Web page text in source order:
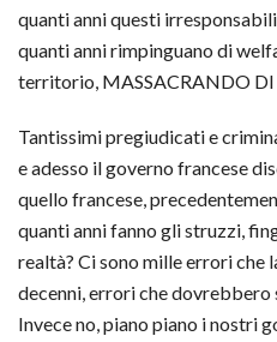
quanti anni questi
quanti anni rimpinguano di
territorio, MASSACRANDO
Tantissimi pregiudicati e
e adesso il governo francese
quello francese,
quanti anni fanno gli struzzi,
realtà? Ci sono mille errori che
decenni, errori che
Invece no, piano piano i nostri